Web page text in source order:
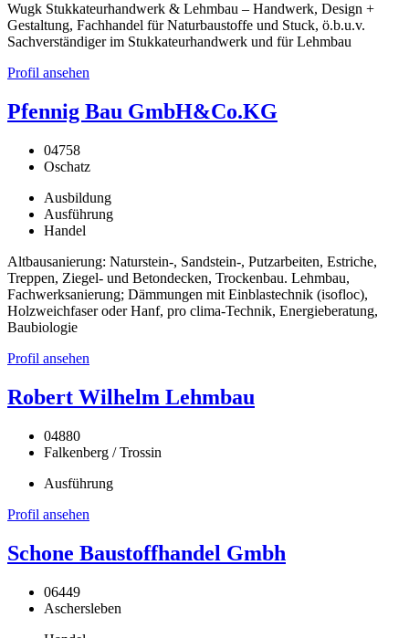
Wugk Stukkateurhandwerk & Lehmbau – Handwerk, Design +
Gestaltung, Fachhandel für Naturbaustoffe und Stuck, ö.b.u.v.
Sachverständiger im Stukkateurhandwerk und für Lehmbau
Profil ansehen
Pfennig Bau GmbH&Co.KG
04758
Oschatz
Ausbildung
Ausführung
Handel
Altbausanierung: Naturstein-, Sandstein-, Putzarbeiten, Estriche,
Treppen, Ziegel- und Betondecken, Trockenbau. Lehmbau,
Fachwerksanierung; Dämmungen mit Einblastechnik (isofloc),
Holzweichfaser oder Hanf, pro clima-Technik, Energieberatung,
Baubiologie
Profil ansehen
Robert Wilhelm Lehmbau
04880
Falkenberg / Trossin
Ausführung
Profil ansehen
Schone Baustoffhandel Gmbh
06449
Aschersleben